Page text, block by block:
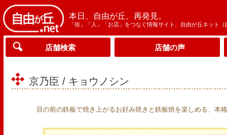
本日、自由が丘、再発見。
「街」「人」「お店」をつなぐ情報サイト、自由が丘ネット（
店舗検索 店舗の声
京乃臣 / キョウノシン
目の前の鉄板で焼き上がるお好み焼きと鉄板焼を楽しめる、本